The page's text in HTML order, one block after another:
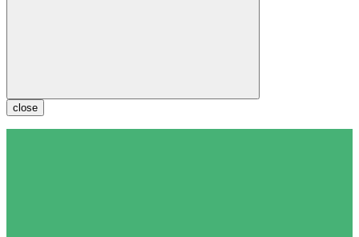
close